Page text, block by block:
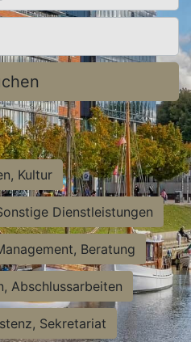
Kultur
Dienstleistungen
Beratung
Abschlussarbeiten
Sekretariat